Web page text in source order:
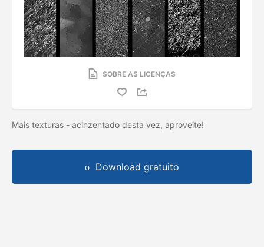
SOBRE AS LICENÇAS
Mais texturas - acinzentado desta vez, aproveite!
Download gratuito